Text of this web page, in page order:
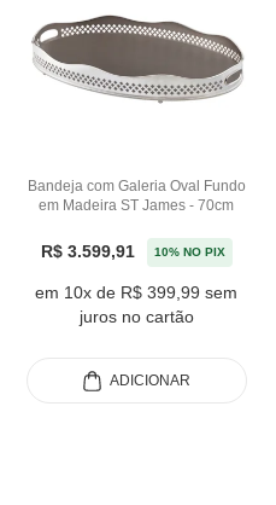
Bandeja com Galeria Oval Fundo
em Madeira ST James - 70cm
R$ 3.599,91 10% NO PIX
em 10x de R$ 399,99 sem
juros no cartão
ADICIONAR